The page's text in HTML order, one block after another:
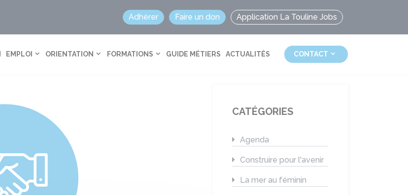
Adhérer Faire un don Application La Touline Jobs
EMPLOI ORIENTATION FORMATIONS GUIDE MÉTIERS ACTUALITÉS CONTACT
CATÉGORIES
Agenda
Construire pour l'avenir
La mer au féminin